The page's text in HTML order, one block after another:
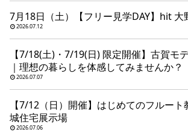
7月18日（土）【フリー見学DAY】hit 大
2026.07.12
【7/18(土)・7/19(日) 限定開催】古賀モ
｜理想の暮らしを体感してみませんか？
2026.07.07
【7/12（日）開催】はじめてのフルー
城住宅展示場
2026.07.06